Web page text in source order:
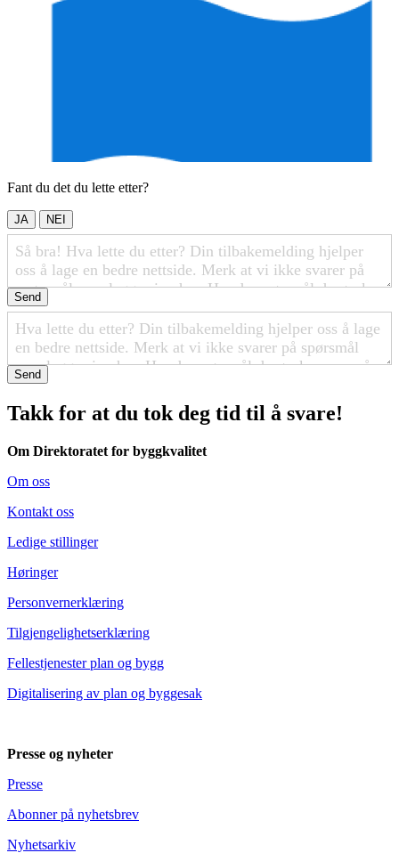
Fant du det du lette etter?
JA NEI
Send
Send
Takk for at du tok deg tid til å svare!
Om Direktoratet for byggkvalitet
Om oss
Kontakt oss
Ledige stillinger
Høringer
Personvernerklæring
Tilgjengelighetserklæring
Fellestjenester plan og bygg
Digitalisering av plan og byggesak
Presse og nyheter
Presse
Abonner på nyhetsbrev
Nyhetsarkiv